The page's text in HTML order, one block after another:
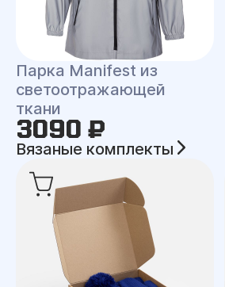
Парка Manifest из
светоотражающей
ткани
3090 ₽
Вязаные комплекты